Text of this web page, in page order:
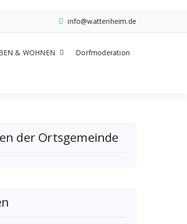
info@wattenheim.de
& WOHNEN Dorfmoderation
der Ortsgemeinde